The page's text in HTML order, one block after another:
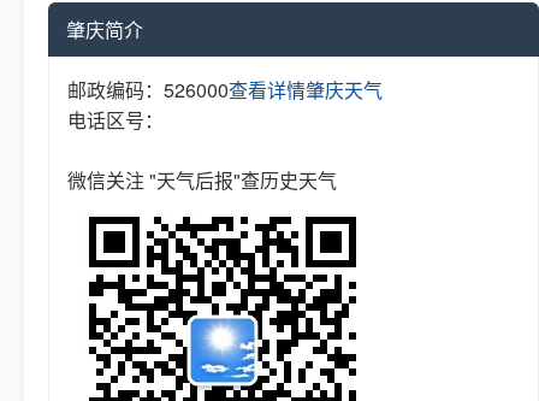
肇庆简介
邮政编码：526000
电话区号：
查看详情肇庆天气
微信关注 "天气后报"查历史天气